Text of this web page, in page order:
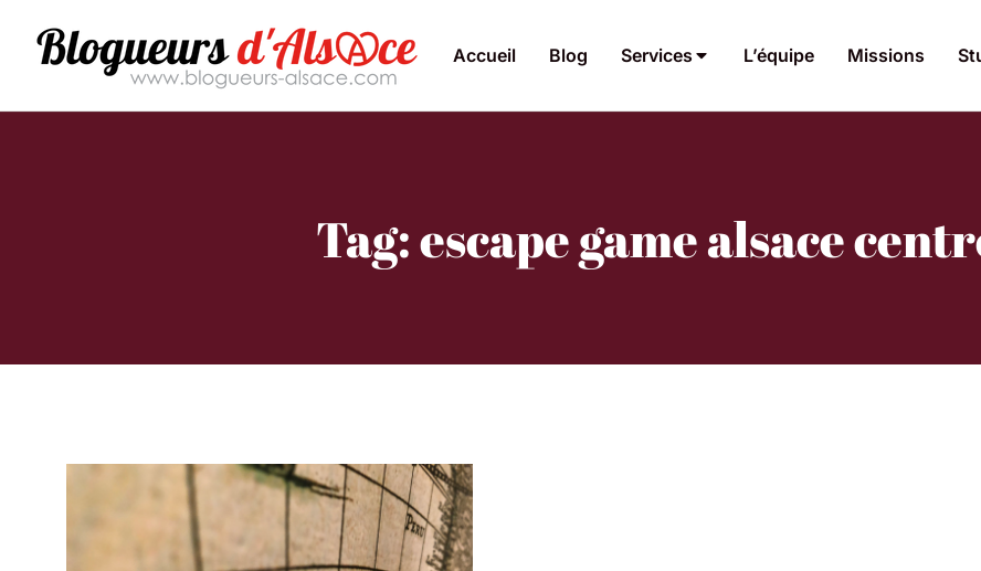
Accueil Blog Services L’équipe Missions
Tag: escape game alsace